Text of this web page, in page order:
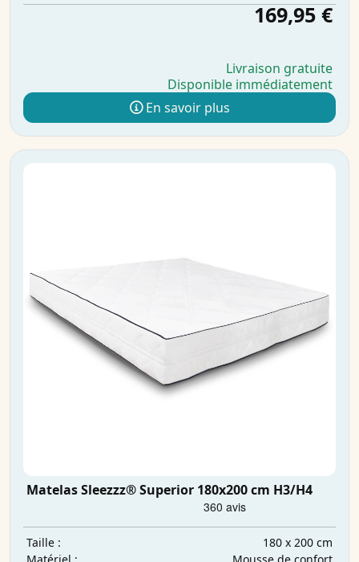
169,95 €
Livraison gratuite
Disponible immédiatement
En savoir plus
Matelas Sleezzz® Superior 180x200 cm H3/H4
Taille :
180 x 200 cm
Mousse de confort